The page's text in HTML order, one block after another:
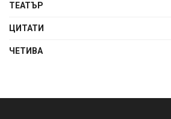
ТЕАТЪР
ЦИТАТИ
ЧЕТИВА